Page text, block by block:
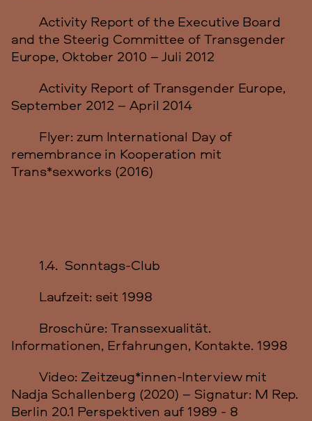
Activity Report of the Executive Board
and the Steerig Committee of Transgender
Europe, Oktober 2010 – Juli 2012
Activity Report of Transgender Europe,
September 2012 – April 2014
Flyer: zum International Day of
remembrance in Kooperation mit
Trans*sexworks (2016)
1.4. Sonntags-Club
Laufzeit: seit 1998
Broschüre: Transsexualität.
Informationen, Erfahrungen, Kontakte. 1998
Video: Zeitzeug*innen-Interview mit
Nadja Schallenberg (2020) – Signatur: M Rep.
Berlin 20.1 Perspektiven auf 1989 - 8